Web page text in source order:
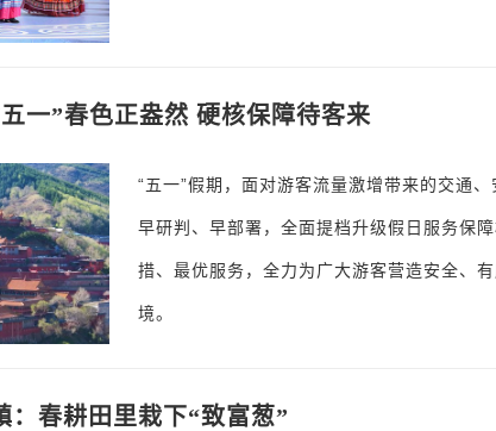
一”春色正盎然 硬核保障待客来
“五一”假期，面对游客流量激增带来的交通
早研判、早部署，全面提档升级假日服务保
措、最优服务，全力为广大游客营造安全、
境。
：春耕田里栽下“致富葱”